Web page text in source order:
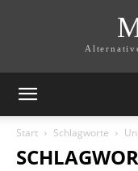
Start Schlagworte